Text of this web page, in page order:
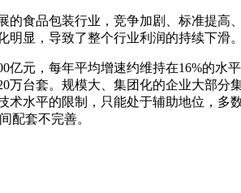
品包装行业，竞争加剧、标准提高
显，导致了整个行业利润的持续下滑。
元，每年平均增速约维持在16%的水
万台套。规模大、集团化的企业大部
水平的限制，只能处于辅助地位，
配套不完善。